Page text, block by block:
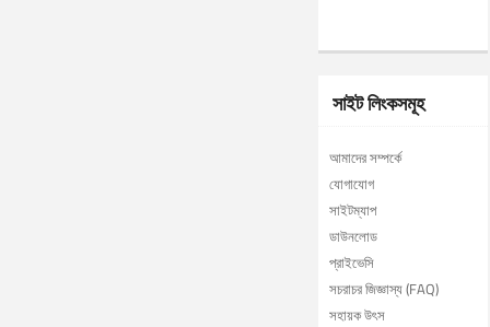
সাইট লিংকসমূহ
আমাদের সম্পর্কে
যোগাযোগ
সাইটম্যাপ
ডাউনলোড
প্রাইভেসি
সচরাচর জিজ্ঞাস্য (FAQ)
সহায়ক উৎস